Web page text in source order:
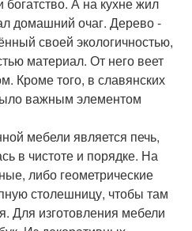
домашний очаг. Дерево -
своей экологичностью,
материал. От него веет
Кроме того, в славянских
важным элементом
мебели является печь,
в чистоте и порядке. На
либо геометрические
столешницу, чтобы там
Для изготовления мебели